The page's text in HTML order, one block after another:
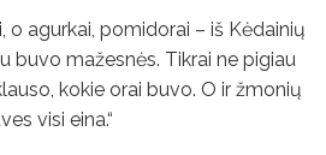
o agurkai, pomidorai – iš Kėdainių
buvo mažesnės. Tikrai ne pigiau
kokie orai buvo. O ir žmonių
visi eina.“